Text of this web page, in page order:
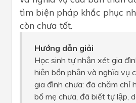
tìm biện pháp khắc phục
còn chưa tốt.
Hướng dẫn giải
Học sinh tự nhận xét gia
hiện bổn phận và nghĩa vụ
gia đình chưa: đã chăm chỉ
bố mẹ chưa, đã biết tự lập,